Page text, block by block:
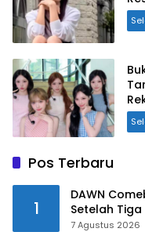
Pos Terbaru
1
DAWN
Setelah Tiga
7 Agustus 2026